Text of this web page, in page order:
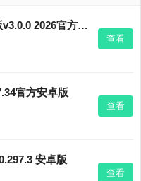
智慧女职app最新安卓版v3.0.0 2026官方中文版
查看
官方安卓版
查看
安卓版
查看